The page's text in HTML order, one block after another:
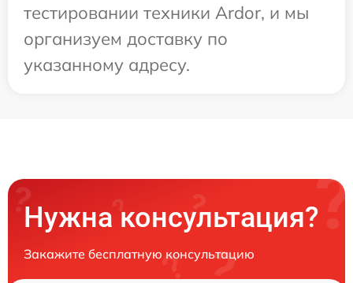
тестировании техники Ardor, и мы
организуем доставку по
указанному адресу.
Нужна консультация?
Закажите бесплатную консультацию